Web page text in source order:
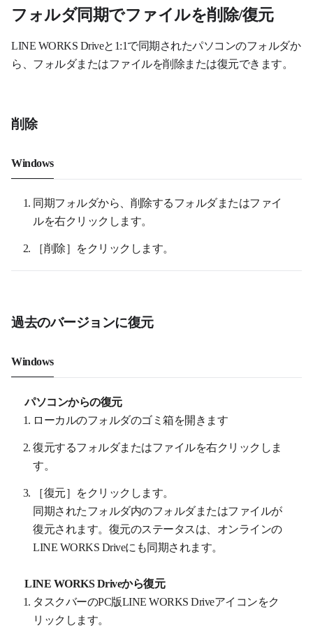
フォルダ同期でファイルを削除/復元
LINE WORKS Driveと1:1で同期されたパソコンのフォルダか
ら、フォルダまたはファイルを削除または復元できます。
削除
Windows
同期フォルダから、削除するフォルダまたはファイ
ルを右クリックします。
［削除］をクリックします。
過去のバージョンに復元
Windows
パソコンからの復元
ローカルのフォルダのゴミ箱を開きます
復元するフォルダまたはファイルを右クリックしま
す。
［復元］をクリックします。
同期されたフォルダ内のフォルダまたはファイルが
復元されます。復元のステータスは、オンラインの
LINE WORKS Driveにも同期されます。
LINE WORKS Driveから復元
タスクバーのPC版LINE WORKS Driveアイコンをク
リックします。